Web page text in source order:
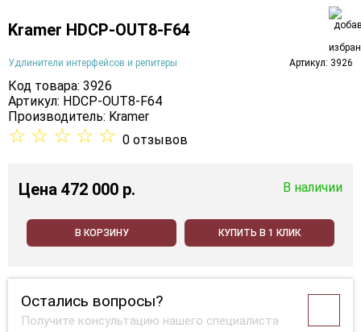
Kramer HDCP-OUT8-F64
Удлинители интерфейсов и репитеры Артикул: 3926
Код товара: 3926
Артикул: HDCP-OUT8-F64
Производитель: Kramer
☆ ☆ ☆ ☆ ☆ 0 отзывов
Цена 472 000 p. В наличии
В КОРЗИНУ КУПИТЬ В 1 КЛИК
Остались вопросы?
Получите консультацию нашего специалиста